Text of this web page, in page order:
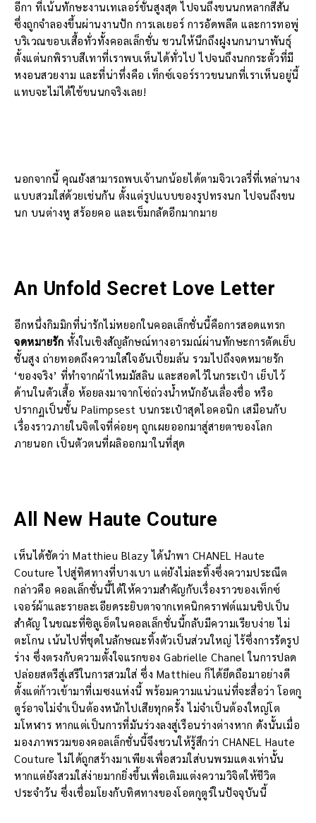
อีกา ที่เน้นทักษะงานเทเลอร์ขั้นสูงสุด ไปจนถึงขนนกหลากสีสัน
ซึ่งถูกจำลองขึ้นผ่านงานปัก การเลเยอร์ การอัดพลีต และการทอพู่
บริเวณขอบเสื้อทั่วทั้งคอลเล็กชั่น ชวนให้นึกถึงฝูงนกนานาพันธุ์
ตั้งแต่นกพิราบสีเทาที่เราพบเห็นได้ทั่วไป ไปจนถึงนกกระตั้วที่มี
หงอนสวยงาม และที่น่าทึ่งคือ เท็กซ์เจอร์ราวขนนกที่เราเห็นอยู่นี้
แทบจะไม่ได้ใช้ขนนกจริงเลย!
นอกจากนี้ คุณยังสามารถพบเจ้านกน้อยได้ตามจิวเวลรี่ที่เหล่านาง
แบบสวมใส่ด้วยเช่นกัน ตั้งแต่รูปแบบของรูปทรงนก ไปจนถึงขน
นก บนต่างหู สร้อยคอ และเข็มกลัดอีกมากมาย
An Unfold Secret Love Letter
อีกหนึ่งกิมมิกที่น่ารักไม่หยอกในคอลเล็กชั่นนี้คือการสอดแทรก
จดหมายรัก ทั้งในเชิงสัญลักษณ์ทางอารมณ์ผ่านทักษะการตัดเย็บ
ชั้นสูง ถ่ายทอดถึงความใส่ใจอันเปี่ยมล้น รวมไปถึงจดหมายรัก
‘ของจริง’ ที่ทำจากผ้าไหมมัสลิน และสอดไว้ในกระเป๋า เย็บไว้
ด้านในตัวเสื้อ ห้อยลงมาจากโซ่ถ่วงน้ำหนักอันเลื่องชื่อ หรือ
ปรากฏเป็นชั้น Palimpsest บนกระเป๋าสุดไอคอนิก เสมือนกับ
เรื่องราวภายในจิตใจที่ค่อยๆ ถูกเผยออกมาสู่สายตาของโลก
ภายนอก เป็นตัวตนที่ผลิออกมาในที่สุด
All New Haute Couture
เห็นได้ชัดว่า Matthieu Blazy ได้นำพา CHANEL Haute
Couture ไปสู่ทิศทางที่บางเบา แต่ยังไม่ละทิ้งซึ่งความประณีต
กล่าวคือ คอลเล็กชั่นนี้ได้ให้ความสำคัญกับเรื่องราวของเท็กซ์
เจอร์ผ้าและรายละเอียดระยิบตาจากเทคนิกคราฟต์แมนชิปเป็น
สำคัญ ในขณะที่ซิลูเอ็ตในคอลเล็กชั่นนี้กลับมีความเรียบง่าย ไม่
ตะโกน เน้นไปที่ชุดในลักษณะทิ้งตัวเป็นส่วนใหญ่ ไร้ซึ่งการรัดรูป
ร่าง ซึ่งตรงกับความตั้งใจแรกของ Gabrielle Chanel ในการปลด
ปล่อยสตรีสู่เสรีในการสวมใส่ ซึ่ง Matthieu ก็ได้ยึดถือมาอย่างดี
ตั้งแต่ก้าวเข้ามาที่เมซงแห่งนี้ พร้อมความแน่วแน่ที่จะสื่อว่า โอตกู
ตูร์อาจไม่จำเป็นต้องหนักไปเสียทุกครั้ง ไม่จำเป็นต้องใหญ่โต
มโหฬาร หากแต่เป็นการที่มันร่วงลงสู่เรือนร่างต่างหาก ดังนั้นเมื่อ
มองภาพรวมของคอลเล็กชั่นนี้จึงชวนให้รู้สึกว่า CHANEL Haute
Couture ไม่ได้ถูกสร้างมาเพียงเพื่อสวมใส่บนพรมแดงเท่านั้น
หากแต่ยังสวมใส่ง่ายมากยิ่งขึ้นเพื่อเติมแต่งความวิจิตให้ชีวิต
ประจำวัน ซึ่งเชื่อมโยงกับทิศทางของโอตกูตูร์ในปัจจุบันนี้